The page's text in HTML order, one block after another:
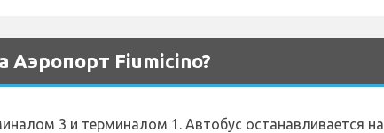
Аэропорт Fiumicino?
3 и терминалом 1. Автобус останавливается на